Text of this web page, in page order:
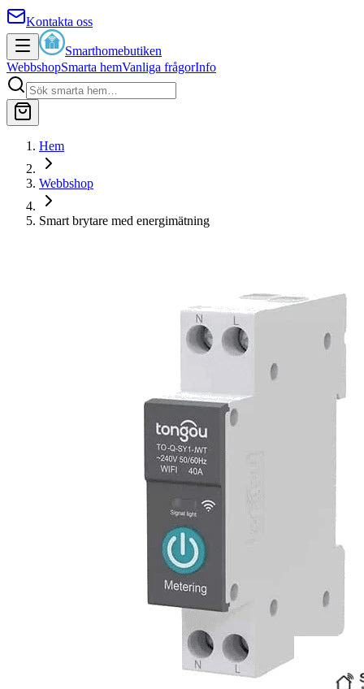
Kontakta oss
Smarthomebutiken
WebbshopSmarta hemVanliga frågorInfo
Hem
Webbshop
Smart brytare med energimätning